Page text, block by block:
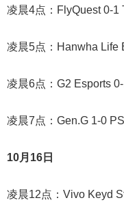
凌晨4点：FlyQuest 0-1
凌晨5点：Hanwha Life
凌晨6点：G2 Esports
凌晨7点：Gen.G 1-0
10月16日
凌晨12点：Vivo Keyd